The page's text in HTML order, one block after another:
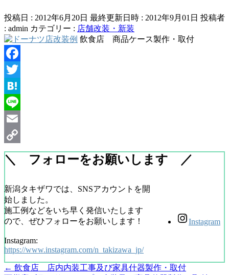
投稿日 : 2012年6月20日 最終更新日時 : 2012年9月01日 投稿者
: admin カテゴリー : 店舗改装・新装
飲食店 商品ケース製作・取付
Facebook
Twitter
Hatena
Line
Email
Copy
Link
＼ フォローをお願いします ／
新潟タキザワでは、SNSアカウントを開
始しました。
施工例などをいち早く発信いたします
ので、ぜひフォローをお願いします！
Instagram:
https://www.instagram.com/n_takizawa_jp/
Instagram
← 飲食店 店内内装工事及び家具什器製作・取付